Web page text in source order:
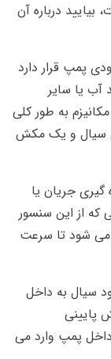
درباره آن
پمپ قرار دارد
یا سایر
به طور کلی
سیال و یک مکش
گیری جریان یا
که از این سنسور
می شود تا سرعت
سیال به داخل
پایینی
داخل پمپ وارد می